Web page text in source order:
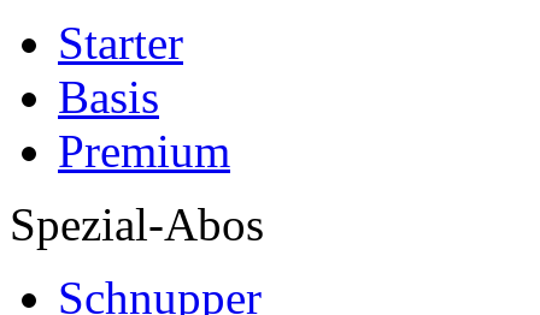
Starter
Basis
Premium
Spezial-Abos
Schnupper